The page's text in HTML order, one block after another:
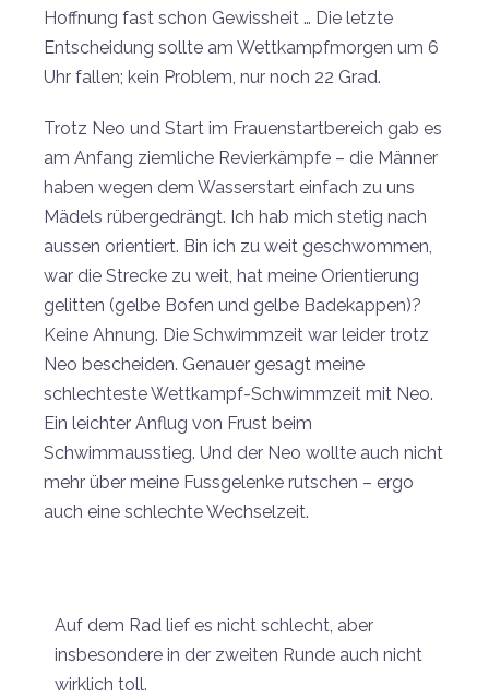
Hoffnung fast schon Gewissheit … Die letzte
Entscheidung sollte am Wettkampfmorgen um 6
Uhr fallen; kein Problem, nur noch 22 Grad.
Trotz Neo und Start im Frauenstartbereich gab es
am Anfang ziemliche Revierkämpfe – die Männer
haben wegen dem Wasserstart einfach zu uns
Mädels rübergedrängt. Ich hab mich stetig nach
aussen orientiert. Bin ich zu weit geschwommen,
war die Strecke zu weit, hat meine Orientierung
gelitten (gelbe Bofen und gelbe Badekappen)?
Keine Ahnung. Die Schwimmzeit war leider trotz
Neo bescheiden. Genauer gesagt meine
schlechteste Wettkampf-Schwimmzeit mit Neo.
Ein leichter Anflug von Frust beim
Schwimmausstieg. Und der Neo wollte auch nicht
mehr über meine Fussgelenke rutschen – ergo
auch eine schlechte Wechselzeit.
Auf dem Rad lief es nicht schlecht, aber
insbesondere in der zweiten Runde auch nicht
wirklich toll.